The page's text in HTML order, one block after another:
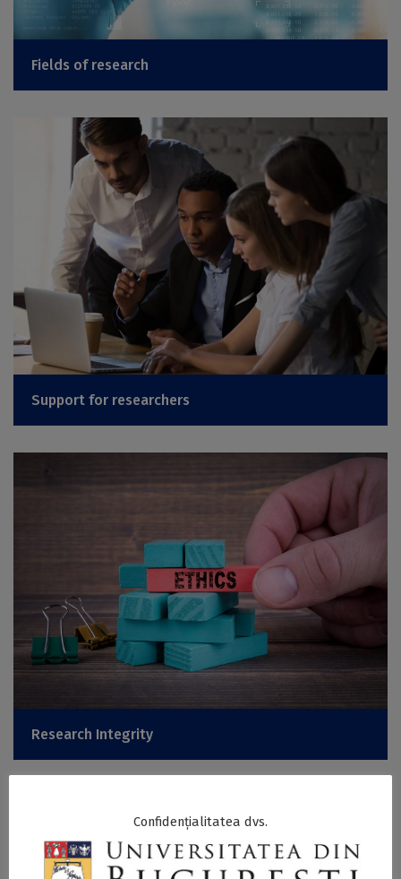
Fields of research
Support for researchers
Research Integrity
Confidențialitatea dvs.